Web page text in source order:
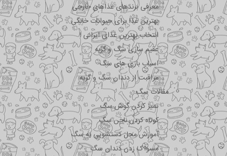
معرفی برندهای غذاهای خارجی
بهترین غذا برای حیوانات خانگی
انتخاب بهترین غذای ایرانی !
عقیم سازی سگ و گربه
اسباب بازی های سگ
مراقبت از دندان سگ و گربه
مقالات سگ
تمیز کردن گوش سگ
کوتاه کردن ناخن سگ
آموزش محل دستشویی به سگ
مسواک زدن دندان سگ